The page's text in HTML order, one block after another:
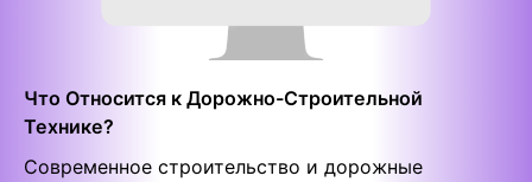
Что Относится к Дорожно-Строительной
Технике?
Современное строительство и дорожные